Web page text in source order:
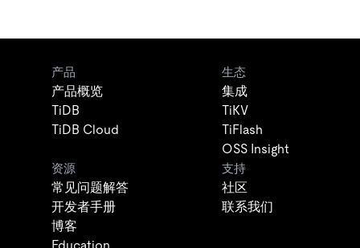
产品
产品概览
TiDB
TiDB Cloud
生态
集成
TiKV
TiFlash
OSS Insight
资源
常见问题解答
开发者手册
博客
支持
社区
联系我们